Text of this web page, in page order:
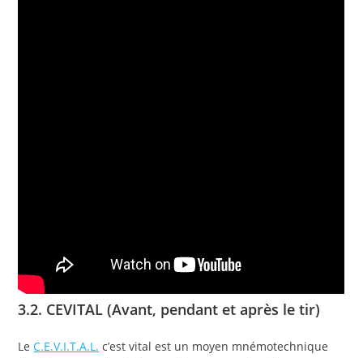
3.2. CEVITAL (Avant, pendant et après le tir)
LeC.E.V.I.T.A.L. c’est vital est un moyen mnémotechnique